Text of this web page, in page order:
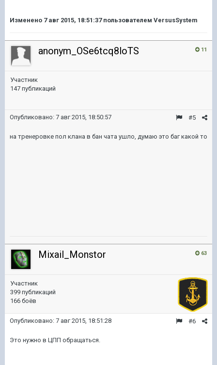
Изменено 7 авг 2015, 18:51:37пользователем VersusSystem
11
anonym_OSe6tcq8loTS
Участник
147 публикаций
#5
Опубликовано: 7 авг 2015, 18:50:57
на тренеровке пол клана в бан чата ушло, думаю это баг какой то
63
Mixail_Monstor
Участник
399 публикаций
166 боёв
#6
Опубликовано: 7 авг 2015, 18:51:28
Это нужно в ЦПП обращаться.